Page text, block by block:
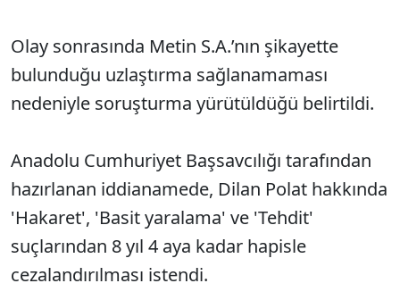
Olay sonrasında Metin S.A.’nın şikayette
bulunduğu uzlaştırma sağlanamaması
nedeniyle soruşturma yürütüldüğü belirtildi.
Anadolu Cumhuriyet Başsavcılığı tarafından
hazırlanan iddianamede, Dilan Polat hakkında
'Hakaret', 'Basit yaralama' ve 'Tehdit'
suçlarından 8 yıl 4 aya kadar hapisle
cezalandırılması istendi.